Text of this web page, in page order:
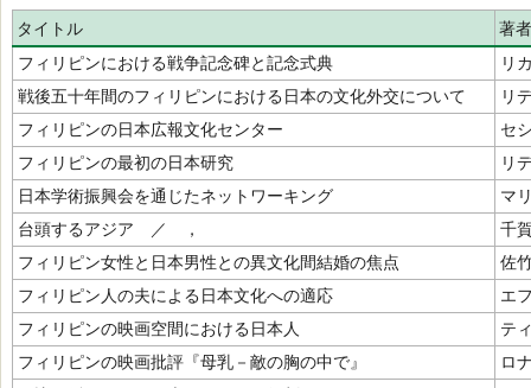
タイトル
著
フィリピンにおける戦争記念碑と記念式典
リ
戦後五十年間のフィリピンにおける日本の文化外交について
リ
フィリピンの日本広報文化センター
セ
フィリピンの最初の日本研究
リ
日本学術振興会を通じたネットワーキング
マ
台頭するアジア ／ ，
千
フィリピン女性と日本男性との異文化間結婚の焦点
佐
フィリピン人の夫による日本文化への適応
エ
フィリピンの映画空間における日本人
テ
フィリピンの映画批評『母乳－敵の胸の中で』
ロ